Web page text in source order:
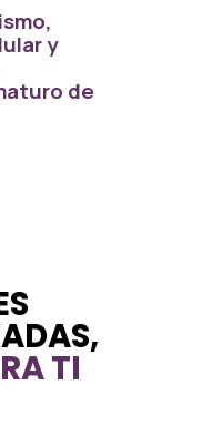
y
de
TI